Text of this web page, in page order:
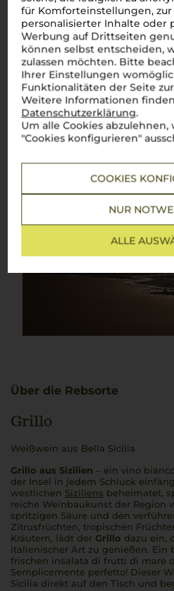
für Komforteinstellungen, zur
personalisierter Inhalte oder
Werbung auf Drittseiten
können selbst entscheiden,
zulassen möchten. Bitte
Ihrer Einstellungen
Funktionalitäten der Seite
Weitere Informationen
Datenschutzerklärung.
Um alle Cookies
"Cookies konfigurieren"
COOKIES
NUR
ALLE
Über die Rebsorte
Grillo
Weißwein aus Bella Sicilia
Grillo aus Sizilien – ein vino
der Insel in jedem Schluck
westlichen Siziliens beheimatet,
reiche Weinbaukunst der Region
spritzigen Säure und den
Zitrusfrüchten, tropischen
Kräutern, lädt der Grillo dazu ein,
italienischer Art zu genießen. Ein
frischen insalata di frutti di mare
Semplicemente perfetto! Dieser
Sicilia direkt auf den Tisch und